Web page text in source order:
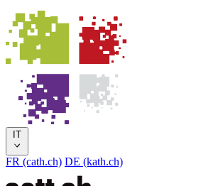
IT
FR (cath.ch) DE (kath.ch)